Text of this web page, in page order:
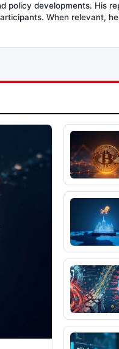
developments. His
When relevant,